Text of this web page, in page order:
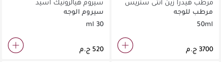
مرطب هيدرا زين أنتي ستريس
جلو السائل
مرطب للوجه
50ml
سيروم هيالرونيك اسيد
سيروم الوجه
30 ml